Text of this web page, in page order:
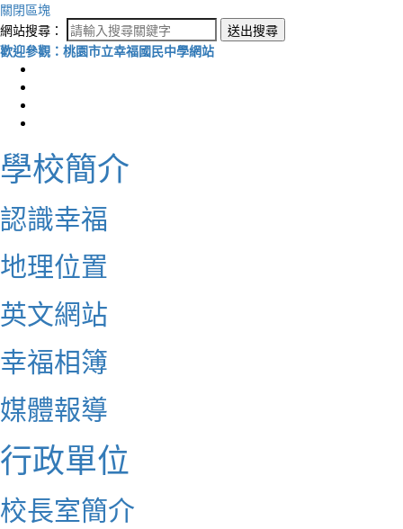
關閉區塊
網站搜尋：
送出搜尋
歡迎參觀：桃園市立幸福國民中學網站
學校簡介
認識幸福
地理位置
英文網站
幸福相簿
媒體報導
行政單位
校長室簡介